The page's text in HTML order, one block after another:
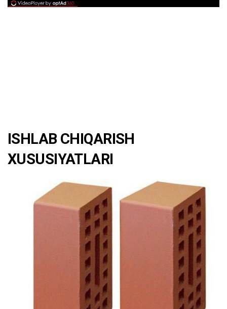
ISHLAB CHIQARISH
XUSUSIYATLARI